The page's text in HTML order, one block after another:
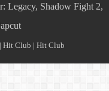
Legacy, Shadow Fight 2,
| Hit Club | Hit Club